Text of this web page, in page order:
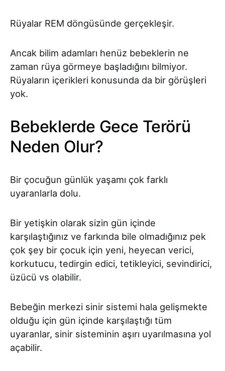
Rüyalar REM döngüsünde gerçekleşir.
Ancak bilim adamları henüz bebeklerin ne
zaman rüya görmeye başladığını bilmiyor.
Rüyaların içerikleri konusunda da bir görüşleri
yok.
Bebeklerde Gece Terörü
Neden Olur?
Bir çocuğun günlük yaşamı çok farklı
uyaranlarla dolu.
Bir yetişkin olarak sizin gün içinde
karşılaştığınız ve farkında bile olmadığınız pek
çok şey bir çocuk için yeni, heyecan verici,
korkutucu, tedirgin edici, tetikleyici, sevindirici,
üzücü vs olabilir.
Bebeğin merkezi sinir sistemi hala gelişmekte
olduğu için gün içinde karşılaştığı tüm
uyaranlar, sinir sisteminin aşırı uyarılmasına yol
açabilir.